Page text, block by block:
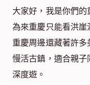
大家好，我是你們
為來重慶只能看洪
重慶周邊還藏著許
慢活古鎮，適合親
深度遊。